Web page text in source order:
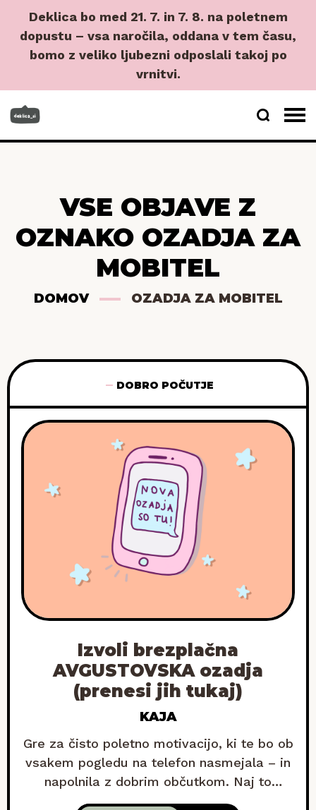
Deklica bo med 21. 7. in 7. 8. na poletnem
dopustu – vsa naročila, oddana v tem času,
bomo z veliko ljubezni odposlali takoj po
vrnitvi.
VSE OBJAVE Z
OZNAKO OZADJA ZA
MOBITEL
DOMOV OZADJA ZA MOBITEL
DOBRO POČUTJE
Izvoli brezplačna
AVGUSTOVSKA ozadja
(prenesi jih tukaj)
KAJA
Gre za čisto poletno motivacijo, ki te bo ob
vsakem pogledu na telefon nasmejala – in
napolnila z dobrim občutkom. Naj to
postane tvoja motivacija za vroče